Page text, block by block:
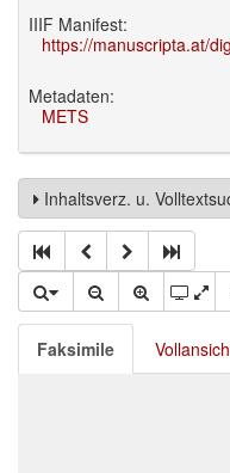
IIIF Manifest:
https://manuscripta.at/
Metadaten:
METS
Inhaltsverz. u.
Faksimile